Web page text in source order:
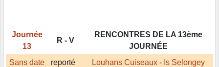
Journée
13
R - V
RENCONTRES DE LA 13ème
JOURNÉE
Sans date
reporté Louhans Cuiseaux- Is Selongey